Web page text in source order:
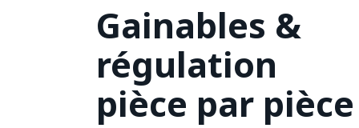
Gainables &
régulation
pièce par pièce